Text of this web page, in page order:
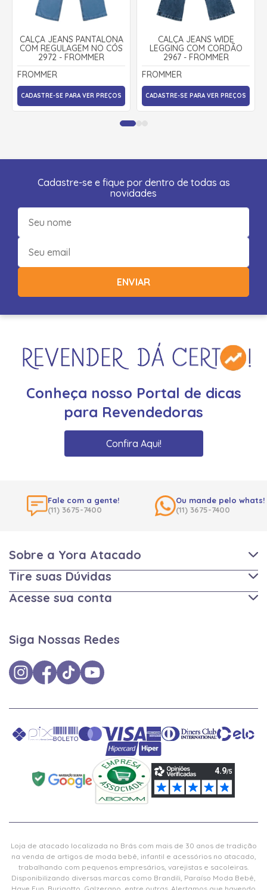
CALÇA JEANS PANTALONA
COM REGULAGEM NO CÓS
2972 - FROMMER
FROMMER
CADASTRE-SE PARA VER PREÇOS
CALÇA JEANS WIDE
LEGGING COM CORDÃO
2967 - FROMMER
FROMMER
CADASTRE-SE PARA VER PREÇOS
Cadastre-se e fique por dentro de todas as
novidades
ENVIAR
Conheça nosso Portal de dicas
para Revendedoras
Confira Aqui!
Fale com a gente!
(11) 3675-7400
Ou mande pelo whats!
(11) 3675-7400
Sobre a Yora Atacado
Tire suas Dúvidas
Acesse sua conta
Siga Nossas Redes
Loja de atacado localizada no Brás com mais de 30 anos de tradição
na venda de artigos de moda bebê, infantil e acessórios no atacado,
trabalhando com pequenos empresários, varejistas e sacoleiras.
Disponibilizando diversas marcas como Brandili, Paraíso Moda Bebê,